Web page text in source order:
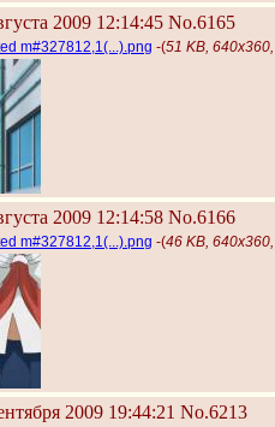
2009 12:14:45 No.6165
m#327812,1(...).png -(51 KB,
2009 12:14:58 No.6166
m#327812,1(...).png -(46 KB,
2009 19:44:21 No.6213